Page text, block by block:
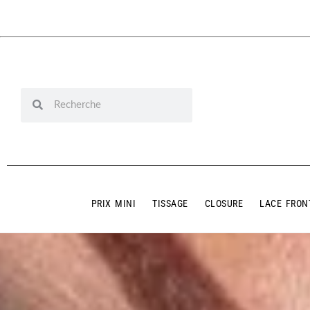
PRIX MINI TISSAGE CLOSURE LACE